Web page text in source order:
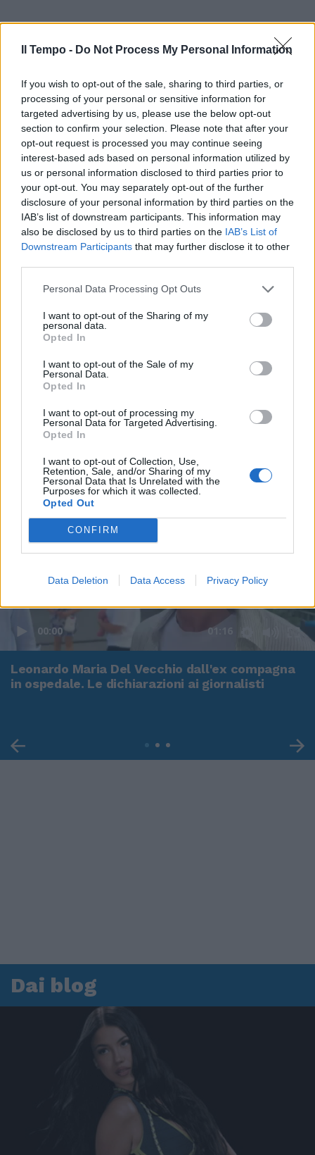
Il Tempo - Do Not Process My Personal Information
If you wish to opt-out of the sale, sharing to third parties, or
processing of your personal or sensitive information for
targeted advertising by us, please use the below opt-out
section to confirm your selection. Please note that after your
opt-out request is processed you may continue seeing
interest-based ads based on personal information utilized by
us or personal information disclosed to third parties prior to
your opt-out. You may separately opt-out of the further
disclosure of your personal information by third parties on the
IAB’s list of downstream participants. This information may
also be disclosed by us to third parties on the IAB’s List of
Downstream Participants that may further disclose it to other
Personal Data Processing Opt Outs
I want to opt-out of the Sharing of my
personal data.
Opted In
I want to opt-out of the Sale of my
Personal Data.
Opted In
I want to opt-out of processing my
Personal Data for Targeted Advertising.
Opted In
I want to opt-out of Collection, Use,
Retention, Sale, and/or Sharing of my
Personal Data that Is Unrelated with the
Purposes for which it was collected.
Opted Out
CONFIRM
Data Deletion Data Access Privacy Policy
00:00 01:16
Leonardo Maria Del Vecchio dall'ex compagna
in ospedale. Le dichiarazioni ai giornalisti
Dai blog